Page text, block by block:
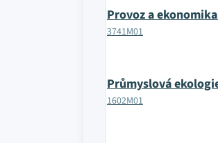
Provoz a
3741M01
Průmyslová
1602M01